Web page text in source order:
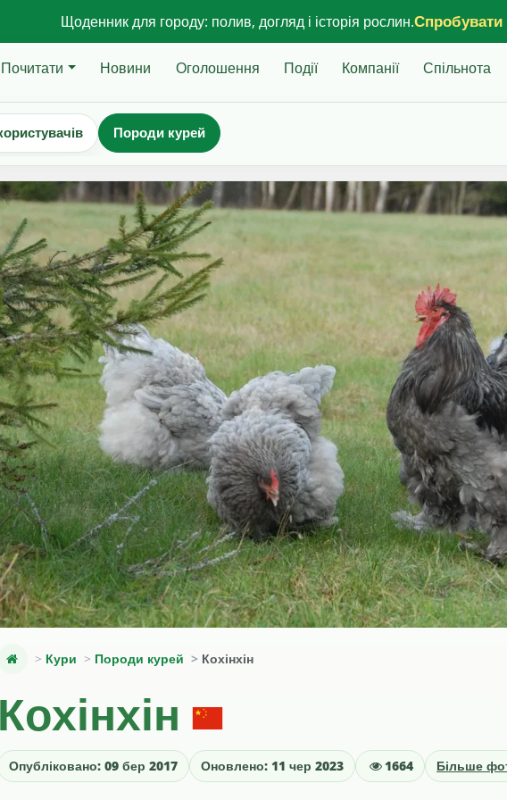
Щоденник для городу: полив, догляд і історія рослин.
Почитати Новини Оголошення Події Компанії Спільнота
Породи курей
Кури Породи курей Кохінхін
Кохінхін
Опубліковано: 09 бер 2017 Оновлено: 11 чер 2023 1664 Більше